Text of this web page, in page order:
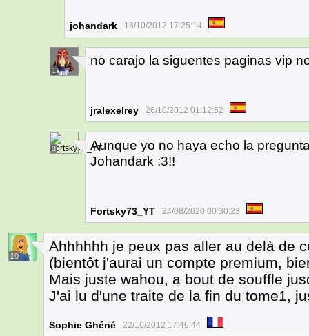
johandark 18/10/2012 17:25:14
1
no carajo la siguentes paginas vip
jralexelrey 26/10/2012 01:12:52
3
Aunque yo no haya echo la
Johandark :3!!
Fortsky73_YT 24/08/2020 00:30:23
10
Ahhhhhh je peux pas aller au delà de
(bientôt j'aurai un compte premium,
Mais juste wahou, a bout de souffle
J'ai lu d'une traite de la fin du tome1,
Sophie Ghéné 22/10/2012 17:46:44